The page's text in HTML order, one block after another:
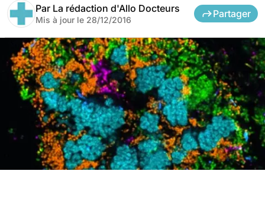
Par La rédaction d'Allo Docteurs
Mis à jour le 28/12/2016
Partager